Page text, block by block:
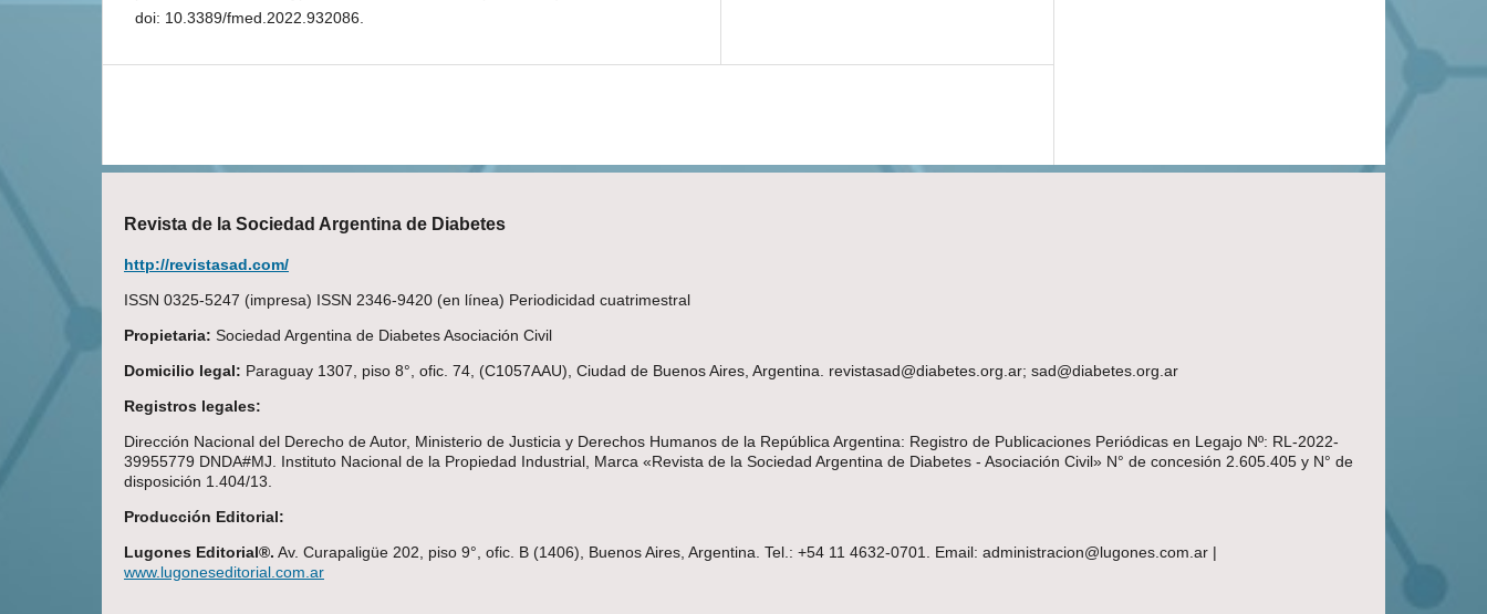
doi: 10.3389/fmed.2022.932086.
Revista de la Sociedad Argentina de Diabetes
http://revistasad.com/
ISSN 0325-5247 (impresa) ISSN 2346-9420 (en línea) Periodicidad cuatrimestral
Propietaria: Sociedad Argentina de Diabetes Asociación Civil
Domicilio legal: Paraguay 1307, piso 8°, ofic. 74, (C1057AAU), Ciudad de Buenos Aires, Argentina. revistasad@diabetes.org.ar; sad@diabetes.org.ar
Registros legales:
Dirección Nacional del Derecho de Autor, Ministerio de Justicia y Derechos Humanos de la República Argentina: Registro de Publicaciones Periódicas en Legajo Nº: RL-2022-
39955779 DNDA#MJ. Instituto Nacional de la Propiedad Industrial, Marca «Revista de la Sociedad Argentina de Diabetes - Asociación Civil» N° de concesión 2.605.405 y N° de
disposición 1.404/13.
Producción Editorial:
Lugones Editorial®. Av. Curapaligüe 202, piso 9°, ofic. B (1406), Buenos Aires, Argentina. Tel.: +54 11 4632-0701. Email: administracion@lugones.com.ar |
www.lugoneseditorial.com.ar